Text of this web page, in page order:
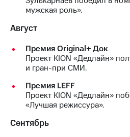
мужская роль».
Август
Премия Original+ Док
Проект KION «Дедлайн»
и гран-при СМИ.
Премия LEFF
Проект KION «Дедлайн»
«Лучшая режиссура».
Сентябрь